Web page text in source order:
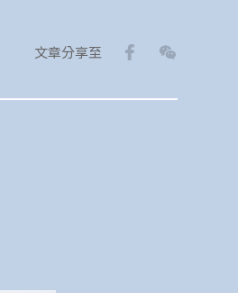
文章分享至 FacebookWeChat